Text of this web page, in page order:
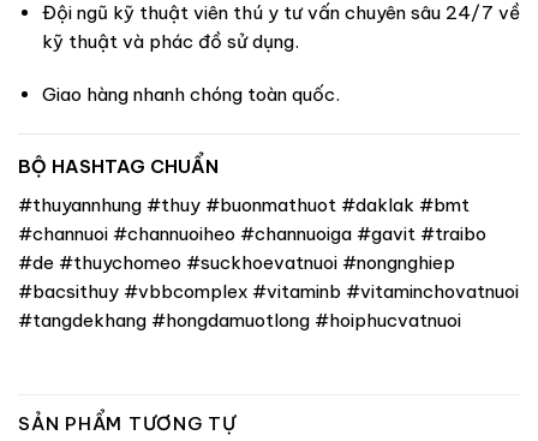
Đội ngũ kỹ thuật viên thú y tư vấn chuyên sâu 24/7 về
kỹ thuật và phác đồ sử dụng.
Giao hàng nhanh chóng toàn quốc.
BỘ HASHTAG CHUẨN
#thuyannhung #thuy #buonmathuot #daklak #bmt
#channuoi #channuoiheo #channuoiga #gavit #traibo
#de #thuychomeo #suckhoevatnuoi #nongnghiep
#bacsithuy #vbbcomplex #vitaminb #vitaminchovatnuoi
#tangdekhang #hongdamuotlong #hoiphucvatnuoi
SẢN PHẨM TƯƠNG TỰ